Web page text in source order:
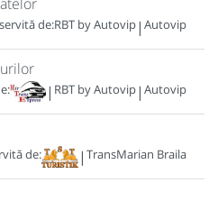
de:RBT by Autovip| Autovip
| RBT by Autovip| Autovip
de: | TransMarian Braila